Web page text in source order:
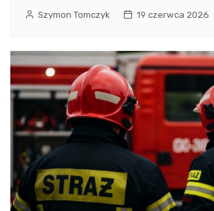
Szymon Tomczyk 19 czerwca 2026